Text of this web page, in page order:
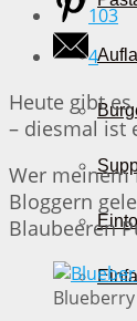
103
4
Heute gibt
– diesmal ist
Wer meinem
Bloggern
Blaubeeren